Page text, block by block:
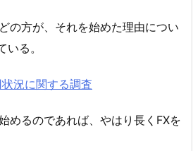
の方が、それを始めた理由につい
る。
況に関する調査
めるのであれば、やはり長くFXを